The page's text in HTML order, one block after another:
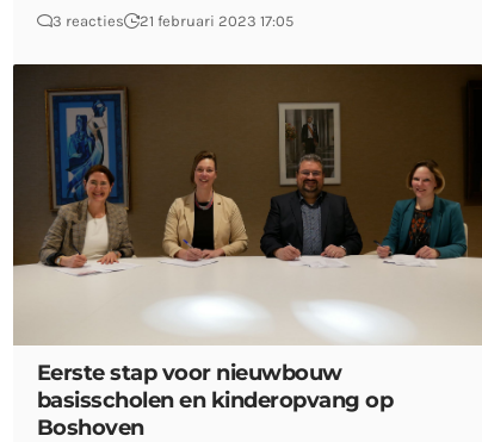
3 reacties 21 februari 2023 17:05
Eerste stap voor nieuwbouw
basisscholen en kinderopvang op
Boshoven